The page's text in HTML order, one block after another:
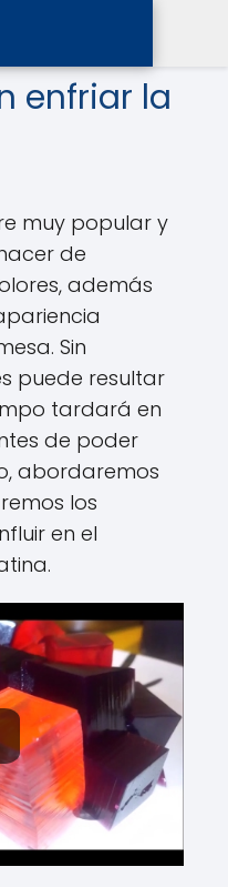
enfriar la
muy popular y
de
además
Sin
puede resultar
tardará en
de poder
abordaremos
los
en el